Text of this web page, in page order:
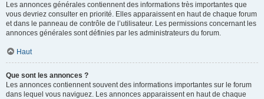
Les annonces générales contiennent des informations très importantes que
vous devriez consulter en priorité. Elles apparaissent en haut de chaque forum
et dans le panneau de contrôle de l’utilisateur. Les permissions concernant les
annonces générales sont définies par les administrateurs du forum.
Haut
Que sont les annonces ?
Les annonces contiennent souvent des informations importantes sur le forum
dans lequel vous naviguez. Les annonces apparaissent en haut de chaque